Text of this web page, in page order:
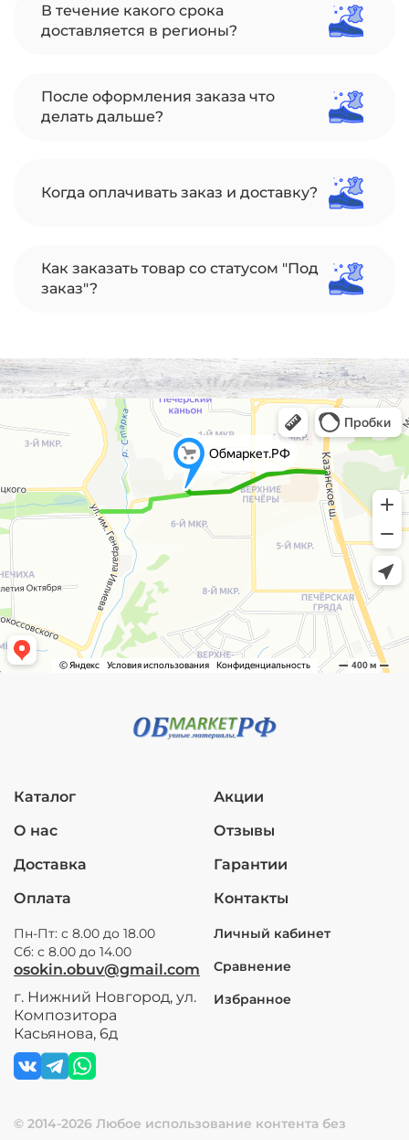
В течение какого срока
доставляется в регионы?
После оформления заказа что
делать дальше?
Когда оплачивать заказ и доставку?
Как заказать товар со статусом "Под
заказ"?
Каталог
О нас
Доставка
Оплата
Акции
Отзывы
Гарантии
Контакты
Пн-Пт: с 8.00 до 18.00
Сб: с 8.00 до 14.00
osokin.obuv@gmail.com
г. Нижний Новгород, ул.
Композитора
Касьянова, 6д
Личный кабинет
Сравнение
Избранное
© 2014-2026 Любое использование контента без